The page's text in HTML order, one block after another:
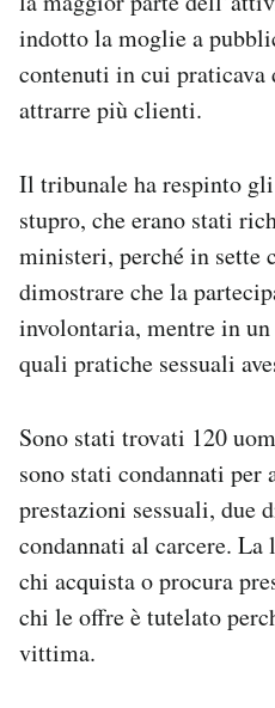
indotto la moglie a
contenuti in cui praticava
attrarre più clienti.
Il tribunale ha respinto
stupro, che erano stati
ministeri, perché in sette
dimostrare che la
involontaria, mentre in
quali pratiche sessuali
Sono stati trovati 120
sono stati condannati per
prestazioni sessuali, due
condannati al carcere. La
chi acquista o procura
chi le offre è tutelato
vittima.